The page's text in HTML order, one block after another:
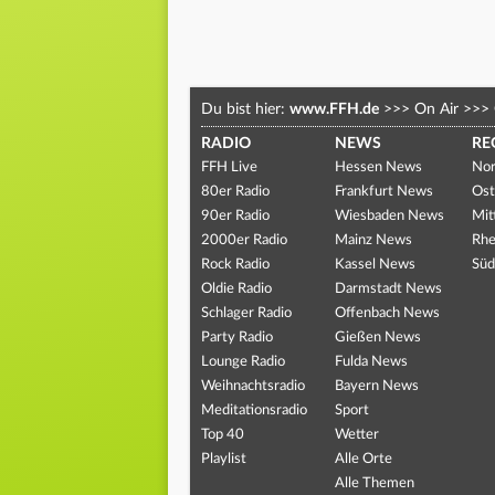
Du bist hier: www.FFH.de >>> On Air >>>
RADIO
FFH Live
80er Radio
90er Radio
2000er Radio
Rock Radio
Oldie Radio
Schlager Radio
Party Radio
Lounge Radio
Weihnachtsradio
Meditationsradio
Top 40
Playlist
NEWS
Hessen News
Frankfurt News
Wiesbaden News
Mainz News
Kassel News
Darmstadt News
Offenbach News
Gießen News
Fulda News
Bayern News
Sport
Wetter
Alle Orte
Alle Themen